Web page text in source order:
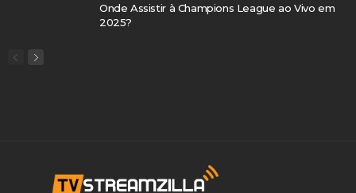
Onde Assistir à Champions League ao Vivo em
2025?